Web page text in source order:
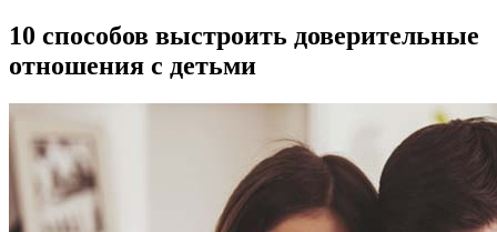
10 способов выстроить доверительные
отношения с детьми